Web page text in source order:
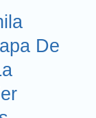
De